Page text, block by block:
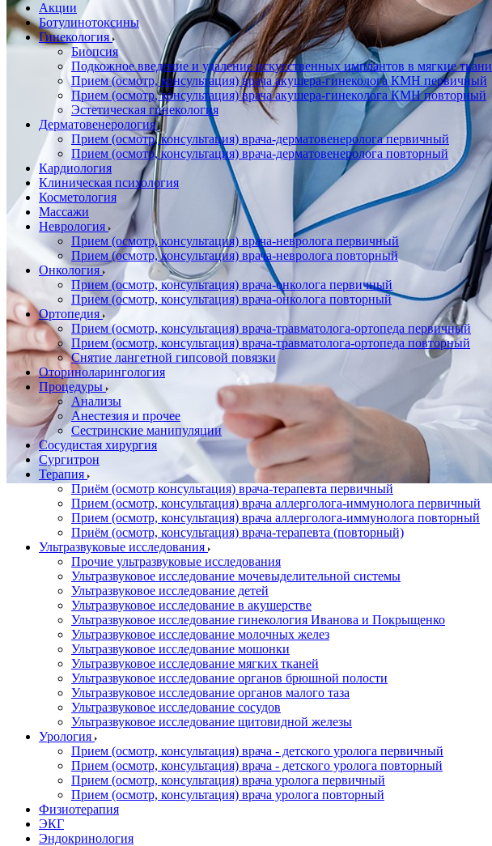
Акции
Ботулинотоксины
Гинекология
Биопсия
Подкожное введение и удаление искусственных имплантов в мягкие ткани
Прием (осмотр, консультация) врача акушера-гинеколога КМН первичный
Прием (осмотр, консультация) врача акушера-гинеколога КМН повторный
Эстетическая гинекология
Дерматовенерология
Прием (осмотр, консультация) врача-дерматовенеролога первичный
Прием (осмотр, консультация) врача-дерматовенеролога повторный
Кардиология
Клиническая психология
Косметология
Массажи
Неврология
Прием (осмотр, консультация) врача-невролога первичный
Прием (осмотр, консультация) врача-невролога повторный
Онкология
Прием (осмотр, консультация) врача-онколога первичный
Прием (осмотр, консультация) врача-онколога повторный
Ортопедия
Прием (осмотр, консультация) врача-травматолога-ортопеда первичный
Прием (осмотр, консультация) врача-травматолога-ортопеда повторный
Снятие лангетной гипсовой повязки
Оториноларингология
Процедуры
Анализы
Анестезия и прочее
Сестринские манипуляции
Сосудистая хирургия
Сургитрон
Терапия
Приём (осмотр консультация) врача-терапевта первичный
Прием (осмотр, консультация) врача аллерголога-иммунолога первичный
Прием (осмотр, консультация) врача аллерголога-иммунолога повторный
Приём (осмотр, консультация) врача-терапевта (повторный)
Ультразвуковые исследования
Прочие ультразвуковые исследования
Ультразвуковое исследование мочевыделительной системы
Ультразвуковое исследование детей
Ультразвуковое исследование в акушерстве
Ультразвуковое исследование гинекология Иванова и Покрыщенко
Ультразвуковое исследование молочных желез
Ультразвуковое исследование мошонки
Ультразвуковое исследование мягких тканей
Ультразвуковое исследование органов брюшной полости
Ультразвуковое исследование органов малого таза
Ультразвуковое исследование сосудов
Ультразвуковое исследование щитовидной железы
Урология
Прием (осмотр, консультация) врача - детского уролога первичный
Прием (осмотр, консультация) врача - детского уролога повторный
Прием (осмотр, консультация) врача уролога первичный
Прием (осмотр, консультация) врача уролога повторный
Физиотерапия
ЭКГ
Эндокринология